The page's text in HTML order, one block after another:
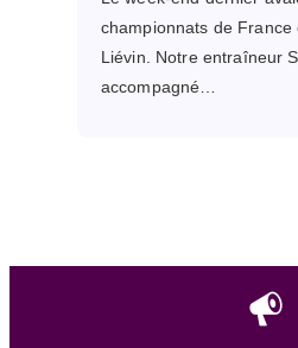
championnats de France
Liévin. Notre entraîneur
accompagné…